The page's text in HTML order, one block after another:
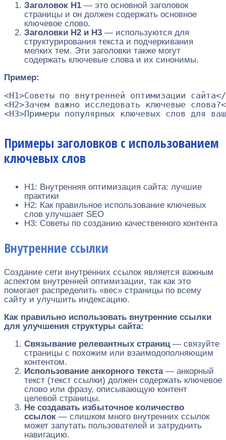
Заголовок H1 — это основной заголовок
страницы и он должен содержать основное
ключевое слово.
Заголовки H2 и H3 — используются для
структурирования текста и подчеркивания
мелких тем. Эти заголовки также могут
содержать ключевые слова и их синонимы.
Пример:
<H1>Советы по внутренней оптимизации сайта</
<H2>Зачем важно исследовать ключевые
Примеры заголовков с использованием
ключевых слов
H1: Внутренняя оптимизация сайта: лучшие
практики
H2: Как правильное использование ключевых
слов улучшает SEO
H3: Советы по созданию качественного контента
Внутренние ссылки
Создание сети внутренних ссылок является важным
аспектом внутренней оптимизации, так как это
помогает распределить «вес» страницы по всему
сайту и улучшить индексацию.
Как правильно использовать внутренние ссылки
для улучшения структуры сайта:
Связывание релевантных страниц— связуйте
страницы с похожим или взаимодополняющим
контентом.
Использование анкорного текста— анкорный
текст (текст ссылки) должен содержать ключевое
слово или фразу, описывающую контент
целевой страницы.
Не создавать избыточное количество
ссылок — слишком много внутренних ссылок
может запутать пользователей и затруднить
навигацию.